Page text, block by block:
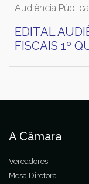
Audiência Pública
EDITAL
FISCAIS 1º
A Câmara
Vereadores
Mesa Diretora